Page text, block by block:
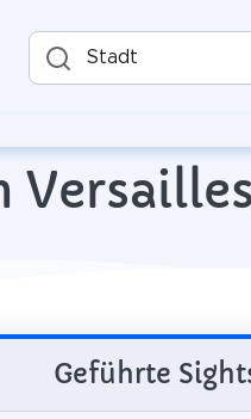
Stadt
Geführte